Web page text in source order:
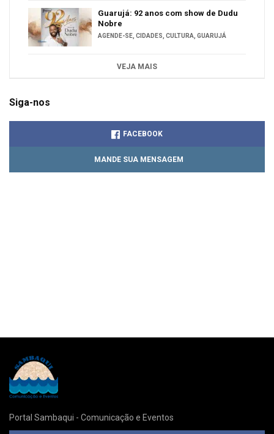
Guarujá: 92 anos com show de Dudu
Nobre
AGENDE-SE, CIDADES, CULTURA, GUARUJÁ
VEJA MAIS
Siga-nos
FACEBOOK
MANDE SUA MENSAGEM
Portal Sambaqui - Comunicação e Eventos